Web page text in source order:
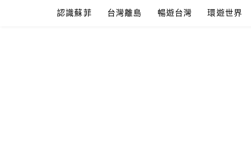
認識蘇菲 台灣離島 暢遊台灣 環遊世界